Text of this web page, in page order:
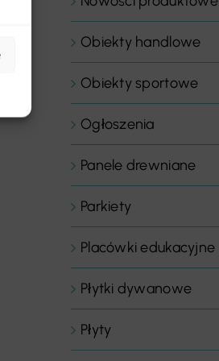
Obiekty handlowe
Obiekty sportowe
Ogłoszenia
Panele drewniane
Parkiety
Placówki edukacyjne
Płytki dywanowe
Płyty